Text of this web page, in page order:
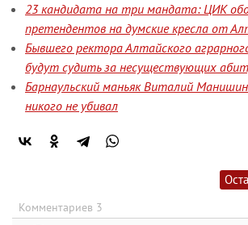
23 кандидата на три мандата: ЦИК
претендентов на думские кресла от
Бывшего ректора Алтайского
будут судить за несуществующих
Барнаульский маньяк Виталий
никого не убивал
Комментариев 3